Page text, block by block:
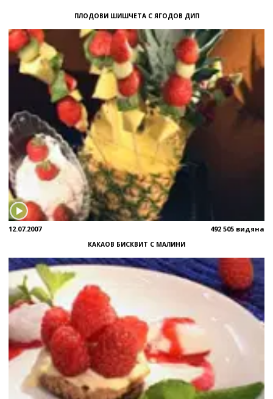
ПЛОДОВИ ШИШЧЕТА С ЯГОДОВ ДИП
12.07.2007 492 505 видяна
КАКАОВ БИСКВИТ С МАЛИНИ